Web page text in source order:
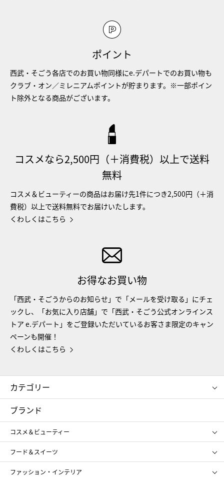
ポイント
西武・そごう各店でのお買い物同様にe.デパートでのお買い物も
クラブ・オン／ミレニアムポイントが貯まります。※一部ポイン
ト除外となる商品がございます。
コスメなら2,500円（＋消費税）以上で送料
無料
コスメ＆ビューティーの商品はお届け先1件につき2,500円（＋消
費税）以上で送料無料でお届けいたします。
くわしくはこちら
お得なお買い物
「西武・そごうからのお知らせ」で「メールを受け取る」にチェ
ックし、「お気に入り店舗」で「西武・そごう公式オンラインス
トア e.デパート」をご登録いただいているお客さま限定のキャン
ペーンも開催！
くわしくはこちら
カテゴリー
コスメ＆ビューティー
ギフト
レディース
メンズ
スポーツ・アウトドア
お中元
お歳暮
ブランド
コスメ＆ビューティー
SHISEIDO
ポール&ジョー ボーテ
ジルスチュアート
NARS
フード＆スイーツ
アンリ・シャルパンティエ
ファッション・インテリア